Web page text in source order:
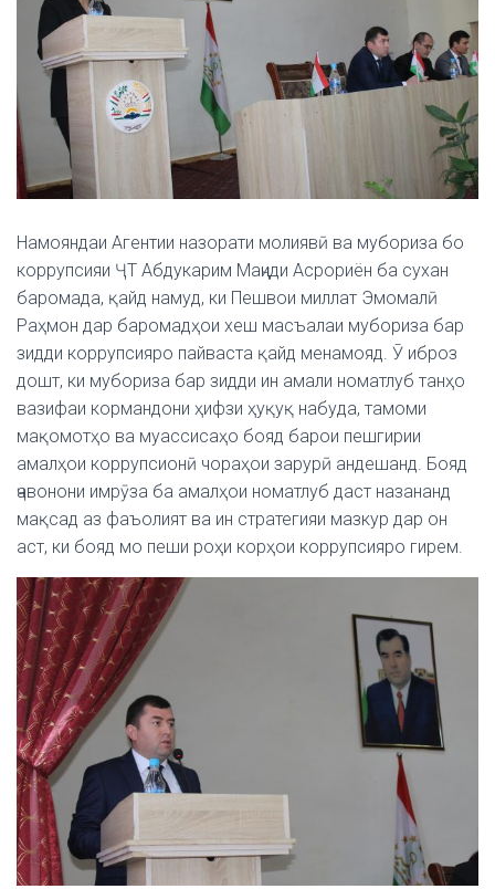
Намояндаи Агентии назорати молиявӣ ва мубориза бо
коррупсияи ҶТ Абдукарим Маҷиди Асрориён ба сухан
баромада, қайд намуд, ки Пешвои миллат Эмомалӣ
Раҳмон дар баромадҳои хеш масъалаи мубориза бар
зидди коррупсияро пайваста қайд менамояд. Ӯ иброз
дошт, ки мубориза бар зидди ин амали номатлуб танҳо
вазифаи кормандони ҳифзи ҳуқуқ набуда, тамоми
мақомотҳо ва муассисаҳо бояд барои пешгирии
амалҳои коррупсионӣ чораҳои зарурӣ андешанд. Бояд
ҷавонони имрӯза ба амалҳои номатлуб даст назананд
мақсад аз фаъолият ва ин стратегияи мазкур дар он
аст, ки бояд мо пеши роҳи корҳои коррупсияро гирем.